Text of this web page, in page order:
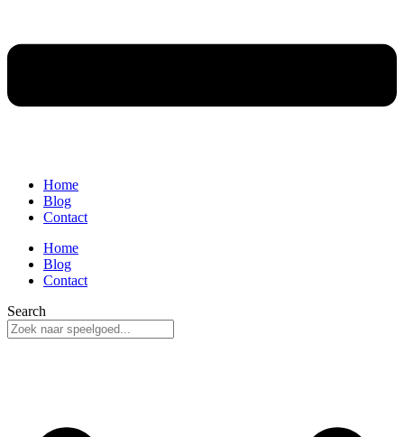
Home
Blog
Contact
Home
Blog
Contact
Search